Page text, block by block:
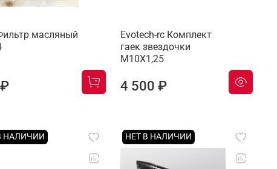
масляный
Evotech-rc Комплект
гаек звездочки
M10X1,25
4 500 ₽
НАЛИЧИИ НЕТ В НАЛИЧИИ